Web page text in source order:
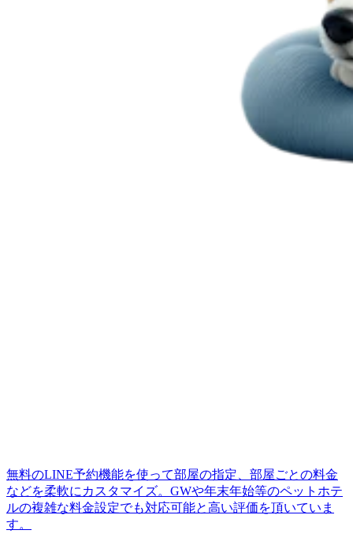
無料のLINE予約機能を使って部屋の指定、部屋ごとの料金
などを柔軟にカスタマイズ。GWや年末年始等のペットホテ
ルの複雑な料金設定でも対応可能と高い評価を頂いていま
す。